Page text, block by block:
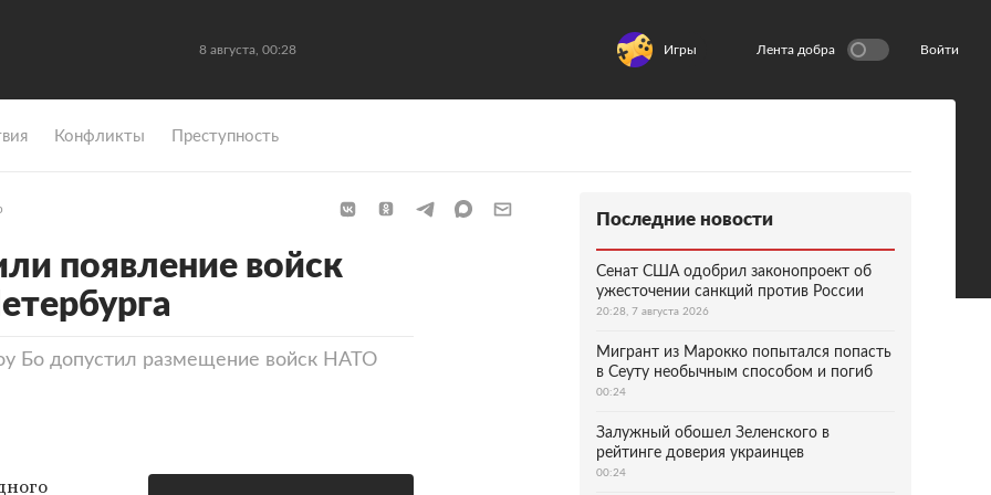
8 августа, 00:28 Игры Лента добра Войти
Конфликты Преступность
появление войск
Бо допустил размещение войск НАТО
Последние новости
Сенат США одобрил законопроект об
ужесточении санкций против России
20:28, 7 августа 2026
Мигрант из Марокко попытался попасть
в Сеуту необычным способом и погиб
00:24
Залужный обошел Зеленского в
рейтинге доверия украинцев
00:24